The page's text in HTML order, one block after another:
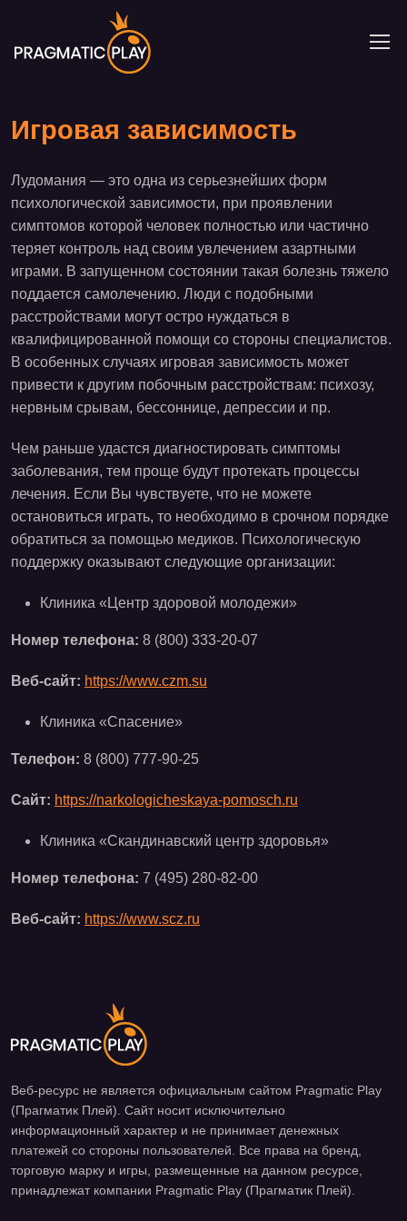
Игровая зависимость
Лудомания — это одна из серьезнейших форм
психологической зависимости, при проявлении
симптомов которой человек полностью или частично
теряет контроль над своим увлечением азартными
играми. В запущенном состоянии такая болезнь тяжело
поддается самолечению. Люди с подобными
расстройствами могут остро нуждаться в
квалифицированной помощи со стороны специалистов.
В особенных случаях игровая зависимость может
привести к другим побочным расстройствам: психозу,
нервным срывам, бессоннице, депрессии и пр.
Чем раньше удастся диагностировать симптомы
заболевания, тем проще будут протекать процессы
лечения. Если Вы чувствуете, что не можете
остановиться играть, то необходимо в срочном порядке
обратиться за помощью медиков. Психологическую
поддержку оказывают следующие организации:
Клиника «Центр здоровой молодежи»
Номер телефона: 8 (800) 333-20-07
Веб-сайт: https://www.czm.su
Клиника «Спасение»
Телефон: 8 (800) 777-90-25
Сайт: https://narkologicheskaya-pomosch.ru
Клиника «Скандинавский центр здоровья»
Номер телефона: 7 (495) 280-82-00
Веб-сайт: https://www.scz.ru
Веб-ресурс не является официальным сайтом Pragmatic Play
(Прагматик Плей). Сайт носит исключительно
информационный характер и не принимает денежных
платежей со стороны пользователей. Все права на бренд,
торговую марку и игры, размещенные на данном ресурсе,
принадлежат компании Pragmatic Play (Прагматик Плей).